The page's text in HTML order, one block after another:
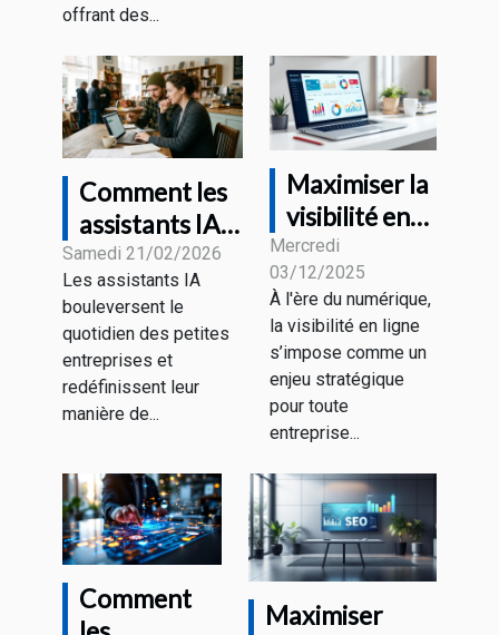
offrant des...
Comment les
assistants IA
transforment-
ils les petites
entreprises ?
Samedi 21/02/2026
Les assistants IA
bouleversent le
quotidien des petites
entreprises et
redéfinissent leur
manière de...
Maximiser la
visibilité en
ligne : est-ce
le moment
d'investir
dans le SEO ?
Mercredi
03/12/2025
À l'ère du numérique,
la visibilité en ligne
s’impose comme un
enjeu stratégique
pour toute
entreprise...
Comment
Maximiser